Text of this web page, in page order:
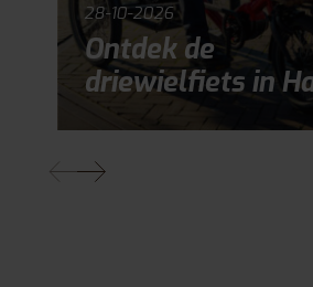
28-10-2026
Ontdek de
driewielfiets in